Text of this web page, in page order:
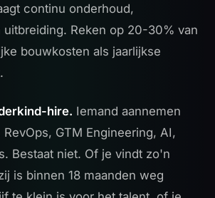
continu onderhoud,
uitbreiding. Reken op 20-30% van
bouwkosten als jaarlijkse
hire. Iemand aannemen
GTM Engineering, AI,
Bestaat niet. Of je vindt zo'n
is binnen 18 maanden weg